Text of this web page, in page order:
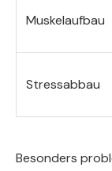
Muskelaufbau
Stressabbau
Besonders